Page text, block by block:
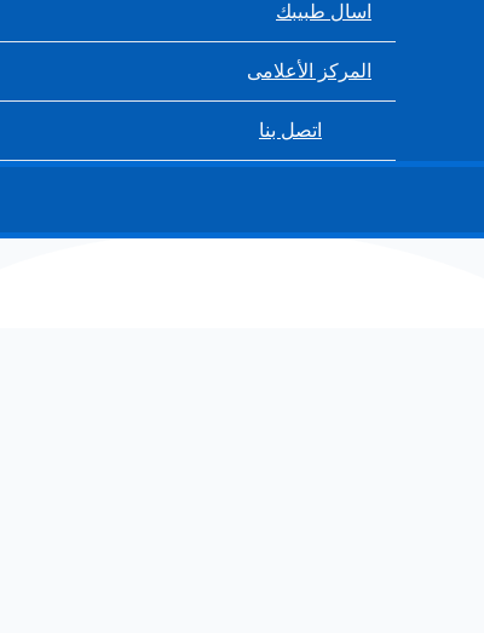
اسال طبيبك
المركز الأعلامى
اتصل بنا